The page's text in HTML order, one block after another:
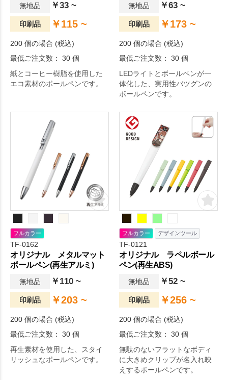
無地品 ￥33 ~
印刷品 ￥115 ~
200 個の場合 (税込)
最低ご注文数： 30 個
紙とコーヒー樹脂を使用した
エコ素材のボールペンです。
無地品 ￥63 ~
印刷品 ￥173 ~
200 個の場合 (税込)
最低ご注文数： 30 個
LEDライトとボールペンが一
体化した、実用性バツグンの
ボールペンです。
フルカラー
TF-0162
オリジナル メタルマット
ボールペン(再生アルミ)
無地品 ￥110 ~
印刷品 ￥203 ~
200 個の場合 (税込)
最低ご注文数： 30 個
再生素材を使用した、スタイ
リッシュなボールペンです。
フルカラー デザインツール
TF-0121
オリジナル ラペルボール
ペン(再生ABS)
無地品 ￥52 ~
印刷品 ￥256 ~
200 個の場合 (税込)
最低ご注文数： 30 個
無駄のないフラットなボディ
に大きめクリップが名入れ映
えするボールペンです。